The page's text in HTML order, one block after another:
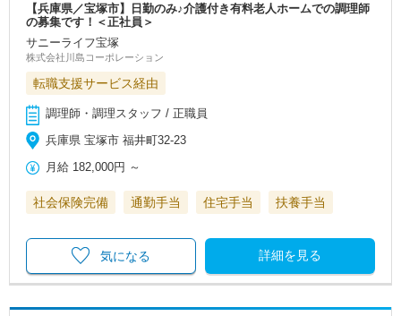
【兵庫県／宝塚市】日勤のみ♪介護付き有料老人ホームでの調理師
の募集です！＜正社員＞
サニーライフ宝塚
株式会社川島コーポレーション
転職支援サービス経由
調理師・調理スタッフ / 正職員
兵庫県 宝塚市 福井町32-23
月給 182,000円 ～
社会保険完備 通勤手当 住宅手当 扶養手当
詳細を見る
気になる